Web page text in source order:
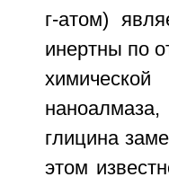
г-атом)
инертны по
глицина
этом